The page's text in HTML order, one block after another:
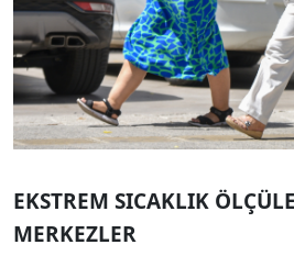
EKSTREM SICAKLIK
MERKEZLER